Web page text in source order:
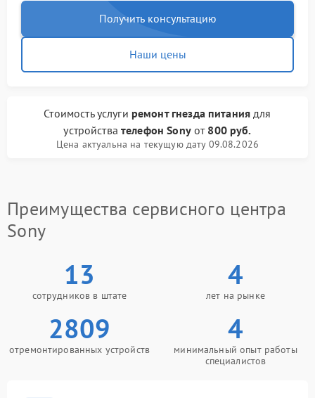
Получить консультацию
Наши цены
Стоимость услуги ремонт гнезда питания для
устройствателефон Sonyот 800 руб.
Цена актуальна на текущую дату 09.08.2026
Преимущества сервисного центра
Sony
13
сотрудников в штате
4
лет на рынке
2809
отремонтированных устройств
4
минимальный опыт работы
специалистов